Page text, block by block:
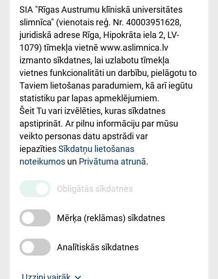
atsauksmju/sūdzību
iesniegšanas
kārtība
Kā pie mums nokļūt
Rēķinu apmaksas
ceļvedis
Rekvizīti un
ārstniecības
iestādes kods
010000234
Maksas
pakalpojumu
cenrādis
Підтримка Східної
лікарні та співпраця з
Україною
SIA "Rīgas Austrumu klīniskā universitātes
slimnīca" (vienotais reģ. Nr. 40003951628,
juridiskā adrese Rīga, Hipokrāta iela 2, LV-
1079) tīmekļa vietnē www.aslimnica.lv
izmanto sīkdatnes, lai uzlabotu tīmekļa
vietnes funkcionalitāti un darbību, pielāgotu to
Taviem lietošanas paradumiem, kā arī iegūtu
statistiku par lapas apmeklējumiem.
Šeit Tu vari izvēlēties, kuras sīkdatnes
apstiprināt. Ar pilnu informāciju par mūsu
veikto personas datu apstrādi var
iepazītiesSīkdatņu lietošanas
noteikumos un Privātuma atrunā.
Obligātās sīkdatnes
Mērķa (reklāmas) sīkdatnes
Analītiskās sīkdatnes